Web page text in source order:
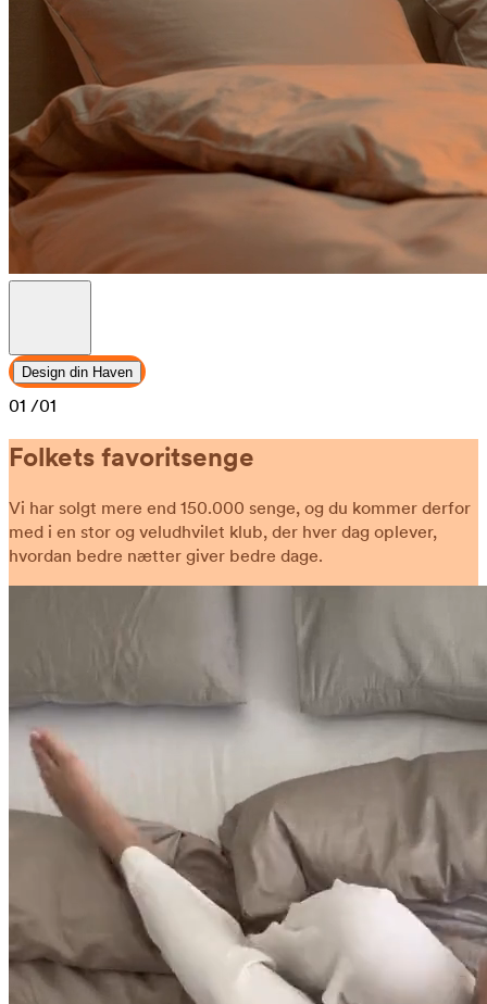
Design din Haven
01 /01
Folkets favoritsenge
Vi har solgt mere end 150.000 senge, og du kommer derfor
med i en stor og veludhvilet klub, der hver dag oplever,
hvordan bedre nætter giver bedre dage.